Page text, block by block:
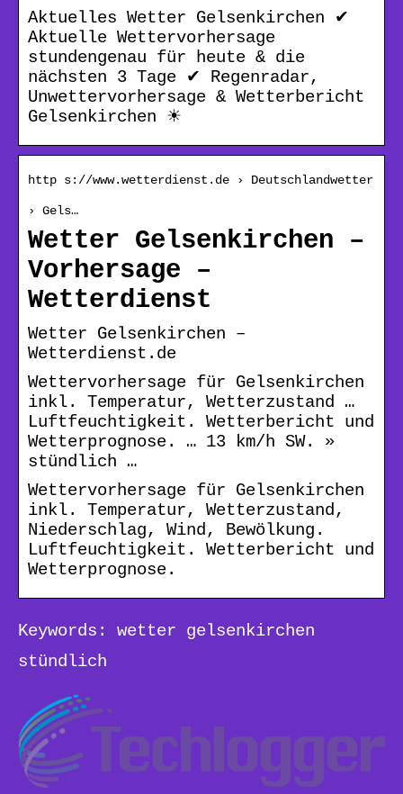
Aktuelles Wetter Gelsenkirchen ✔
Aktuelle Wettervorhersage
stundengenau für heute & die
nächsten 3 Tage ✔ Regenradar,
Unwettervorhersage & Wetterbericht
Gelsenkirchen ☀
http s://www.wetterdienst.de › Deutschlandwetter
› Gels…
Wetter Gelsenkirchen –
Vorhersage –
Wetterdienst
Wetter Gelsenkirchen –
Wetterdienst.de
Wettervorhersage für Gelsenkirchen
inkl. Temperatur, Wetterzustand …
Luftfeuchtigkeit. Wetterbericht und
Wetterprognose. … 13 km/h SW. »
stündlich …
Wettervorhersage für Gelsenkirchen
inkl. Temperatur, Wetterzustand,
Niederschlag, Wind, Bewölkung.
Luftfeuchtigkeit. Wetterbericht und
Wetterprognose.
Keywords: wetter gelsenkirchen
stündlich